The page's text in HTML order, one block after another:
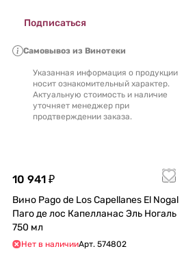
Подписаться
Самовывоз из Винотеки
Указанная информация о продукции
носит ознакомительный характер.
Актуальную стоимость и наличие
уточняет менеджер при
продтверждении заказа.
10 941 ₽
Вино Pago de Los Capellanes El Nogal
Паго де лос Капелланас Эль Ногаль
750 мл
Нет в наличииАрт. 574802